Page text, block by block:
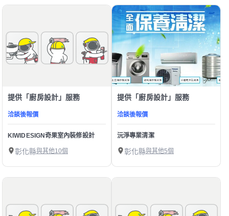
提供「廚房設計」服務
洽談後報價
KIWIDESIGN奇果室內裝修設計
彰化縣與其他10個
提供「廚房設計」服務
洽談後報價
沅淨專業清潔
彰化縣與其他5個